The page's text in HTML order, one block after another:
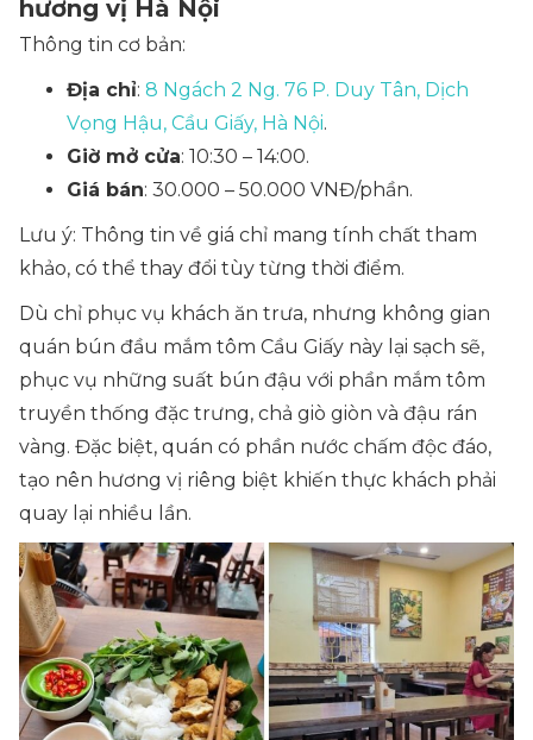
hương vị Hà Nội
Thông tin cơ bản:
Địa chỉ: 8 Ngách 2 Ng. 76 P. Duy Tân, Dịch
Vọng Hậu, Cầu Giấy, Hà Nội.
Giờ mở cửa: 10:30 – 14:00.
Giá bán: 30.000 – 50.000 VNĐ/phần.
Lưu ý: Thông tin về giá chỉ mang tính chất tham
khảo, có thể thay đổi tùy từng thời điểm.
Dù chỉ phục vụ khách ăn trưa, nhưng không gian
quán bún đầu mắm tôm Cầu Giấy này lại sạch sẽ,
phục vụ những suất bún đậu với phần mắm tôm
truyền thống đặc trưng, chả giò giòn và đậu rán
vàng. Đặc biệt, quán có phần nước chấm độc đáo,
tạo nên hương vị riêng biệt khiến thực khách phải
quay lại nhiều lần.